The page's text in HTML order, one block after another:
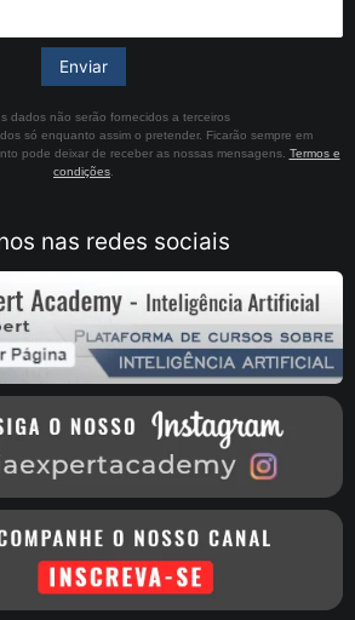
dados não serão fornecidos a terceiros
só enquanto assim o pretender. Ficarão sempre em
pode deixar de receber as nossas mensagens. Termos e
condições
nas redes sociais